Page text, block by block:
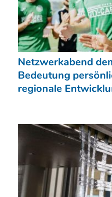
Netzwerkabend
Bedeutung
regionale